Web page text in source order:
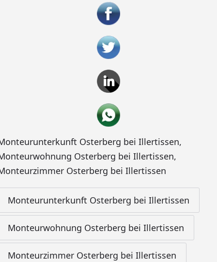
Osterberg bei Illertissen,
Osterberg bei Illertissen,
Osterberg bei Illertissen
Monteurunterkunft Osterberg bei Illertissen
Monteurwohnung Osterberg bei Illertissen
Monteurzimmer Osterberg bei Illertissen